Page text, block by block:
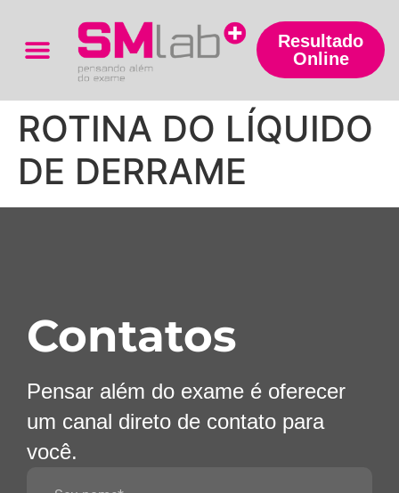
Resultado
Online
ROTINA DO LÍQUIDO
DE DERRAME
Contatos
Pensar além do exame é oferecer
um canal direto de contato para
você.